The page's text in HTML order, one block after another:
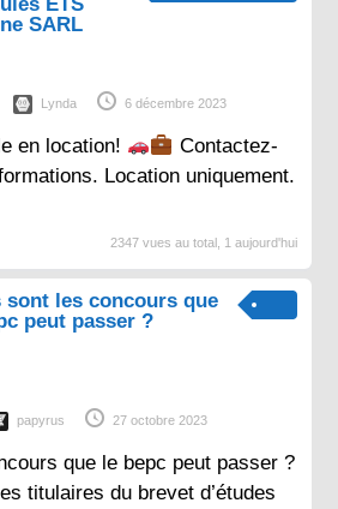
SARL
Lynda 6 décembre 2023
en location!
Contactez-
Location uniquement.
2347 vues au total, 1 aujourd'hui
sont les concours que
peut passer ?
papyrus 27 octobre 2023
que le bepc peut passer ?
titulaires du brevet d’études